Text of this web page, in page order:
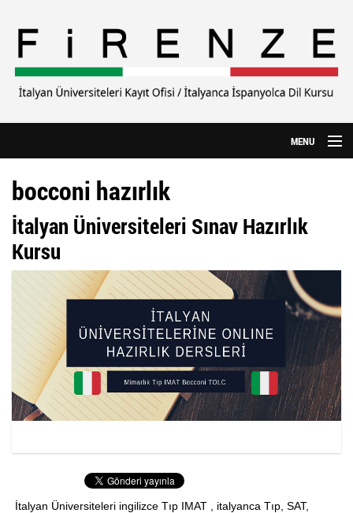
MENU
CILS Sınavı
Yurtdışı Eğitim
Özel Üniversiteler
İtalyanca Kursu
İspanyolca Kursu
Burs Yarışmaları
İtalyan Devlet Üniversiteleri
İtalyan Üniversitelerine Hazırlık
bocconi hazırlık
İtalyan Üniversiteleri Sınav Hazırlık
Kursu
İtalyan Üniversiteleri ingilizce Tıp IMAT , italyanca Tıp, SAT,